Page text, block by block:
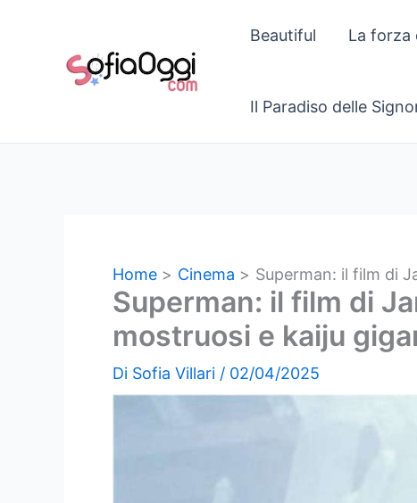
contenuto
Beautiful La forza
Il Paradiso delle
Home Cinema Superman: il film di
Superman: il film di
mostruosi e kaiju
Di Sofia Villari / 02/04/2025